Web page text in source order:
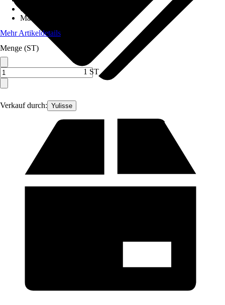
Verkauf durch: Yulisse
Grundfarbe
Material
Mehr Artikeldetails
Menge (ST)
1 ST